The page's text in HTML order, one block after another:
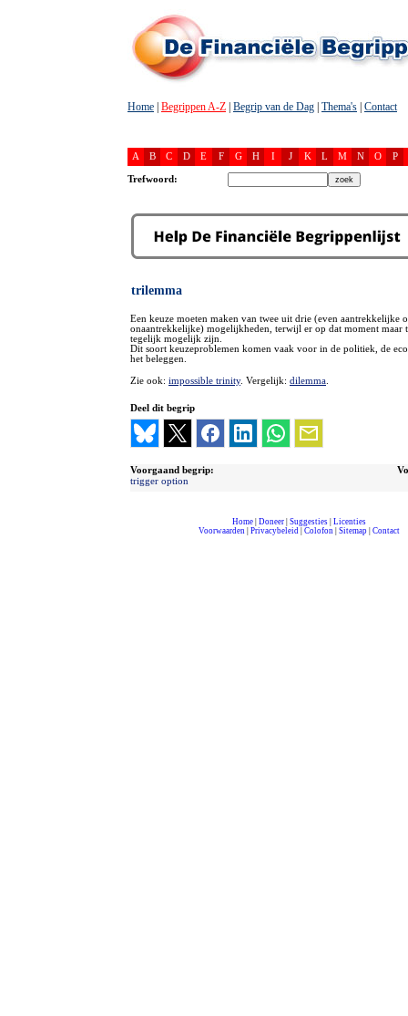
Home Begrippen A-Z Begrip van de Dag Thema's Contact
A B C D E F G H I J K L M N O P
Trefwoord:
trilemma
Een keuze moeten maken van twee uit drie (even aantrekkelijke
onaantrekkelijke) mogelijkheden, terwijl er op dat moment maar
tegelijk mogelijk zijn.
Dit soort keuzeproblemen komen vaak voor in de politiek, de
het beleggen.
Zie ook: impossible trinity. Vergelijk: dilemma
Deel dit begrip
Voorgaand begrip:
trigger option
Home| Doneer| Suggesties| Licenties
Voorwaarden| Privacybeleid| Colofon| Sitemap| Contact